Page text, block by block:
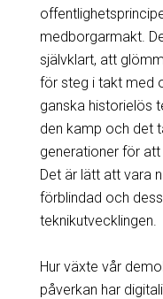
medborgarmakt.
självklart, att
för steg i takt med
ganska historielös
den kamp och det
generationer för att
Det är lätt att vara
förblindad och
teknikutvecklingen.
Hur växte vår
påverkan har